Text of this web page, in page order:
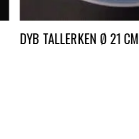
DYB TALLERKEN Ø 21 CM